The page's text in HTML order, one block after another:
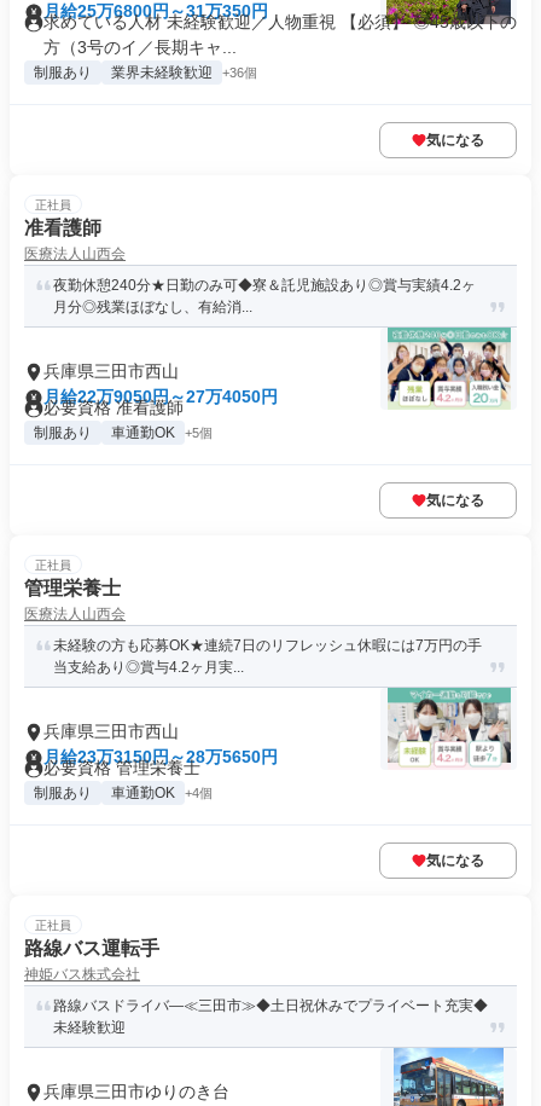
月給25万6800円～31万350円
求めている人材 未経験歓迎／人物重視 【必須】 ◎45歳以下の
方（3号のイ／長期キャ...
制服あり 業界未経験歓迎 +36個
気になる
正社員
准看護師
医療法人山西会
夜勤休憩240分★日勤のみ可◆寮＆託児施設あり◎賞与実績4.2ヶ
月分◎残業ほぼなし、有給消...
兵庫県三田市西山
月給22万9050円～27万4050円
必要資格 准看護師
制服あり 車通勤OK +5個
気になる
正社員
管理栄養士
医療法人山西会
未経験の方も応募OK★連続7日のリフレッシュ休暇には7万円の手
当支給あり◎賞与4.2ヶ月実...
兵庫県三田市西山
月給23万3150円～28万5650円
必要資格 管理栄養士
制服あり 車通勤OK +4個
気になる
正社員
路線バス運転手
神姫バス株式会社
路線バスドライバ―≪三田市≫◆土日祝休みでプライベート充実◆
未経験歓迎
兵庫県三田市ゆりのき台